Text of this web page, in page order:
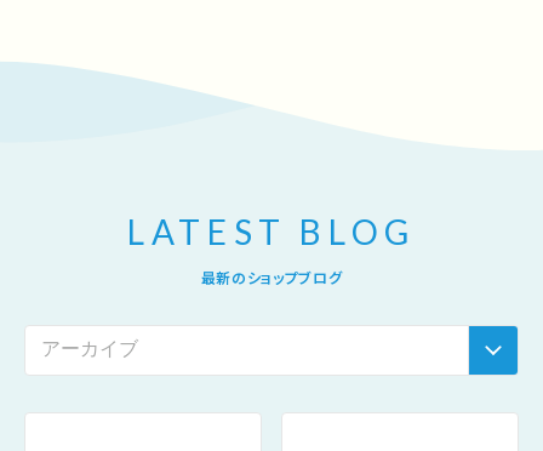
LATEST BLOG
最新のショップブログ